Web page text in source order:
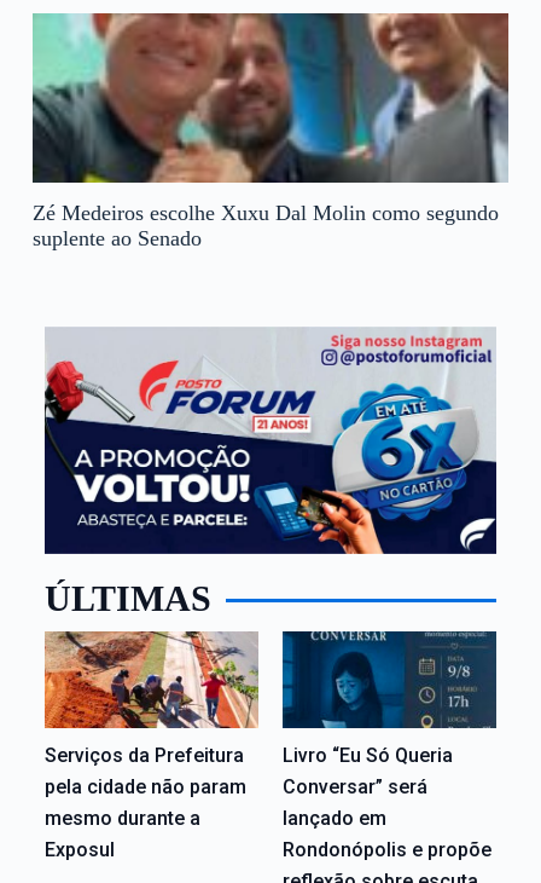
Zé Medeiros escolhe Xuxu Dal Molin como segundo
suplente ao Senado
ÚLTIMAS
Serviços da Prefeitura
pela cidade não param
mesmo durante a
Exposul
Livro “Eu Só Queria
Conversar” será
lançado em
Rondonópolis e propõe